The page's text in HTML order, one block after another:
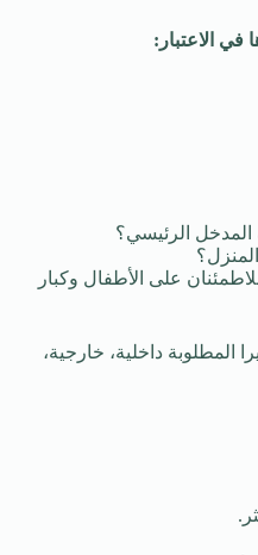
في الاعتبار:
المدخل الرئيسي؟
على الأطفال وكبار
المطلوبة داخلية، خارجية،